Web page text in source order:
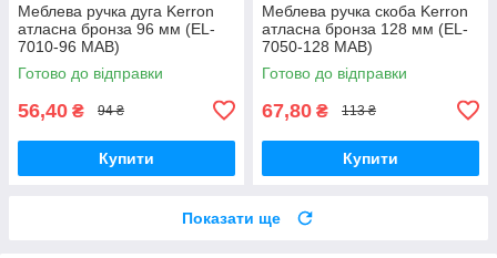
Меблева ручка дуга Kerron
атласна бронза 96 мм (EL-
7010-96 MAB)
Готово до відправки
56,40 ₴ 94 ₴
Купити
Меблева ручка скоба Kerron
атласна бронза 128 мм (EL-
7050-128 MAB)
Готово до відправки
67,80 ₴ 113 ₴
Купити
Показати ще